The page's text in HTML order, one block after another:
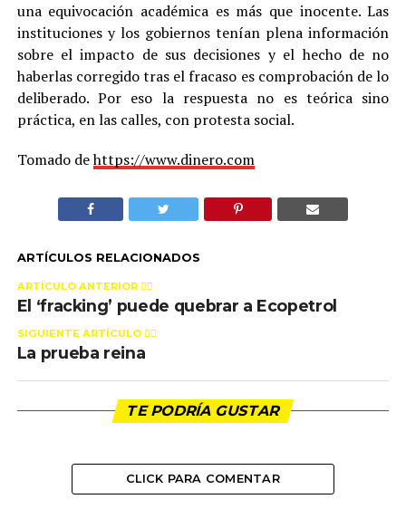
una equivocación académica es más que inocente. Las
instituciones y los gobiernos tenían plena información
sobre el impacto de sus decisiones y el hecho de no
haberlas corregido tras el fracaso es comprobación de lo
deliberado. Por eso la respuesta no es teórica sino
práctica, en las calles, con protesta social.
Tomado dehttps://www.dinero.com
ARTÍCULOS RELACIONADOS
ARTÍCULO ANTERIOR 👉🏻
El ‘fracking’ puede quebrar a Ecopetrol
SIGUIENTE ARTÍCULO 👈🏻
La prueba reina
TE PODRÍA GUSTAR
CLICK PARA COMENTAR